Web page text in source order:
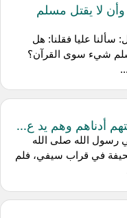
لا يقتل مسلم
عليا فقلنا: هل
شيء سوى القرآن؟
أدناهم وهم يد ع...
رسول الله صلى الله
في قراب سيفي، فلم